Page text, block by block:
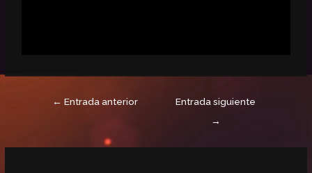
← Entrada anterior
Entrada siguiente
→